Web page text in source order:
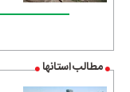
مطالب استانها